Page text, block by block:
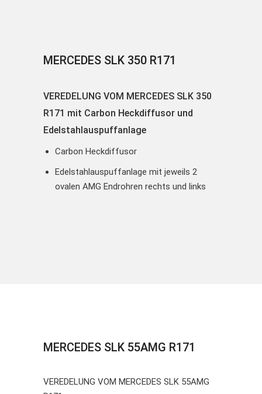
MERCEDES SLK 350 R171
VEREDELUNG VOM MERCEDES SLK 350
R171 mit Carbon Heckdiffusor und
Edelstahlauspuffanlage
Carbon Heckdiffusor
Edelstahlauspuffanlage mit jeweils 2
ovalen AMG Endrohren rechts und links
MERCEDES SLK 55AMG R171
VEREDELUNG VOM MERCEDES SLK 55AMG